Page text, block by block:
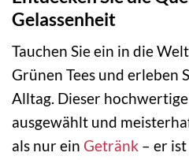
Gelassenheit
Tauchen Sie ein in die
Grünen Tees und erleben
Alltag. Dieser hochwertige
ausgewählt und
als nur ein Getränk – er